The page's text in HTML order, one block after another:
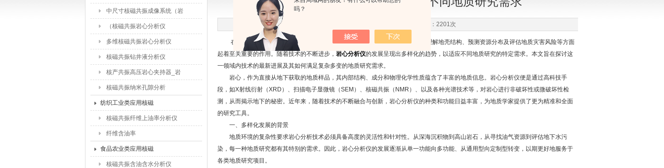
吗？
上海纽迈电子科技有限公司
中尺寸核磁共振成像系统（岩
石）
（核磁共振岩心分析仪
（5MHz））
多维核磁共振岩心分析仪
核磁共振钻井液分析仪
核产共振高压岩心夹持器_岩
心驱替夹持器配件
核磁共振纳米孔隙分析
纺织工业类应用核磁
核磁共振纤维上油率分析仪
纤维含油率
食品农业类应用核磁
核磁共振含油含水分析仪
更新时间：2024-05-09 点击次数：2201次
在地球科学的广阔领域中，岩心分析作为连接实验室与野外作业的桥梁，对理解地壳结构、预测资源分布及评估地质灾害风险等方面
起着至关重要的作用。随着技术的不断进步， 岩心分析仪的发展呈现出多样化的趋势，以适应不同地质研究的特定需求。本文旨在探讨这
一领域内技术的最新进展及其如何满足复杂多变的地质研究需求。
岩心，作为直接从地下获取的地质样品，其内部结构、成分和物理化学性质蕴含了丰富的地质信息。岩心分析仪便是通过高科技手
段，如X射线衍射（XRD）、扫描电子显微镜（SEM）、核磁共振（NMR）、以及各种光谱技术等，对岩心进行非破坏性或微破坏性检
测，从而揭示地下的秘密。近年来，随着技术的不断融合与创新，岩心分析仪的种类和功能日益丰富，为地质学家提供了更为精准和全面
的研究工具。
一、多样化发展的背景
地质环境的复杂性要求岩心分析技术必须具备高度的灵活性和针对性。从深海沉积物到高山岩石，从寻找油气资源到评估地下水污
染，每一种地质研究都有其特别的需求。因此，岩心分析仪的发展逐渐从单一功能向多功能、从通用型向定制型转变，以期更好地服务于
各类地质研究项目。